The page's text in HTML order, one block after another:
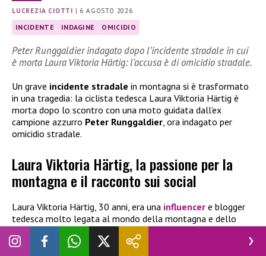
LUCREZIA CIOTTI | 6 AGOSTO 2026
INCIDENTE INDAGINE OMICIDIO
Peter Runggaldier indagato dopo l’incidente stradale in cui
è morta Laura Viktoria Härtig: l’accusa è di omicidio stradale.
Un grave incidente stradale in montagna si è trasformato
in una tragedia: la ciclista tedesca Laura Viktoria Härtig è
morta dopo lo scontro con una moto guidata dall’ex
campione azzurro Peter Runggaldier, ora indagato per
omicidio stradale.
Laura Viktoria Härtig, la passione per la
montagna e il racconto sui social
Laura Viktoria Härtig, 30 anni, era una influencer e blogger
tedesca molto legata al mondo della montagna e dello
sport. Originaria di Penzberg, in Baviera, raccontava le sue
esperienze attraverso il suo blog personale e il profilo